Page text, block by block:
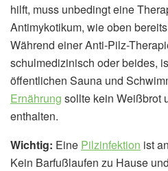
hilft, muss unbedingt eine
Antimykotikum, wie oben
Während einer Anti-Pilz-
schulmedizinisch oder beides,
öffentlichen Sauna und
Ernährung sollte kein Weißbrot
enthalten.
Wichtig: Eine Pilzinfektion ist
Kein Barfußlaufen zu Hause